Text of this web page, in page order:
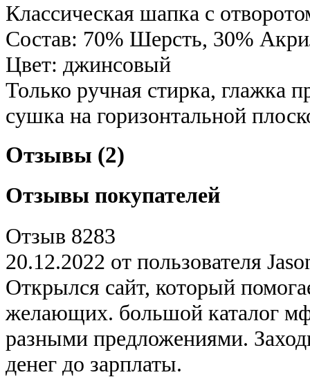
Классическая шапка с
Состав: 70% Шерсть, 30%
Цвет: джинсовый
Только ручная стирка, глажка
сушка на горизонтальной
Отзывы (2)
Отзывы покупателей
Отзыв 8283
20.12.2022 от пользователя
Открылся сайт, который
желающих. большой каталог
разными предложениями.
денег до зарплаты.